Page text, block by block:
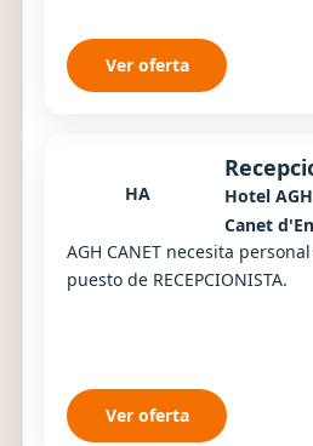
Ver oferta
HA
Hotel
Canet
AGH CANET necesita
puesto de RECEPCIONISTA.
Ver oferta